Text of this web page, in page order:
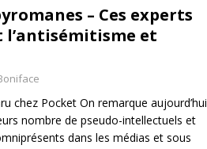
– Ces experts
et
chez Pocket On remarque aujourd’hui
nombre de pseudo-intellectuels et
dans les médias et sous